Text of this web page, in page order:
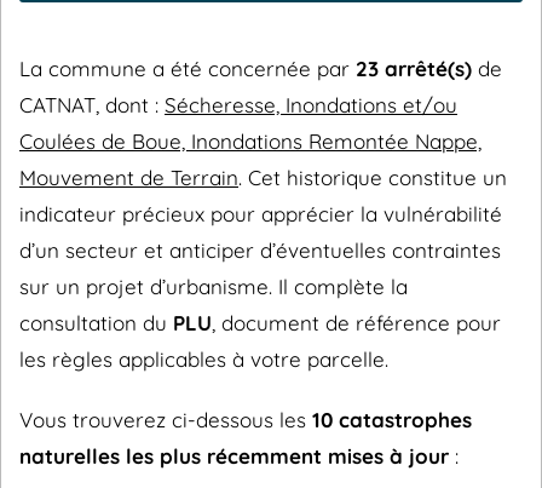
La commune a été concernée par 23 arrêté(s) de
CATNAT, dont : Sécheresse, Inondations et/ou
Coulées de Boue, Inondations Remontée Nappe,
Mouvement de Terrain. Cet historique constitue un
indicateur précieux pour apprécier la vulnérabilité
d’un secteur et anticiper d’éventuelles contraintes
sur un projet d’urbanisme. Il complète la
consultation du PLU , document de référence pour
les règles applicables à votre parcelle.
Vous trouverez ci-dessous les 10 catastrophes
naturelles les plus récemment mises à jour :